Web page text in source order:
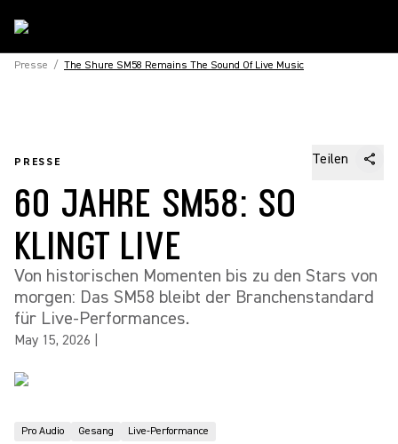
Presse / The Shure SM58 Remains The Sound Of Live Music
PRESSE Teilen
60 JAHRE SM58: SO
KLINGT LIVE
Von historischen Momenten bis zu den Stars von
morgen: Das SM58 bleibt der Branchenstandard
für Live-Performances.
May 15, 2026
Pro Audio Gesang Live-Performance